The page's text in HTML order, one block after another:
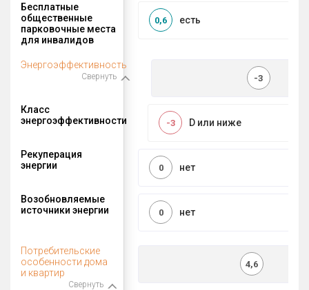
Бесплатные
общественные
парковочные места
для инвалидов
есть
0,6
Энергоэффективность
Свернуть -3
Класс
энергоэффективности
D или ниже
-3
Рекуперация
энергии
нет
0
Возобновляемые
источники энергии
нет
0
Потребительские
особенности дома
и квартир
Свернуть
4,6